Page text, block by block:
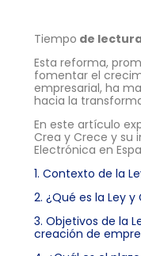
Tiempo de
Esta reforma,
fomentar el
empresarial, ha
hacia la
En este artículo
Crea y Crece y su
Electrónica en
1. Contexto de la
2. ¿Qué es la Ley y
3. Objetivos de la
creación de